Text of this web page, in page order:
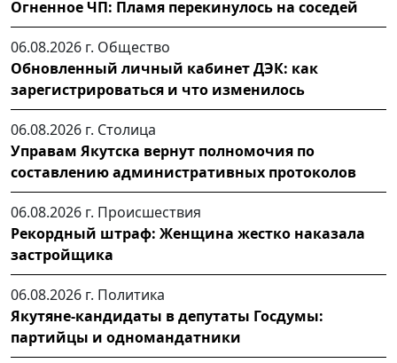
Огненное ЧП: Пламя перекинулось на соседей
06.08.2026 г. Общество
Обновленный личный кабинет ДЭК: как
зарегистрироваться и что изменилось
06.08.2026 г. Столица
Управам Якутска вернут полномочия по
составлению административных протоколов
06.08.2026 г. Происшествия
Рекордный штраф: Женщина жестко наказала
застройщика
06.08.2026 г. Политика
Якутяне-кандидаты в депутаты Госдумы:
партийцы и одномандатники